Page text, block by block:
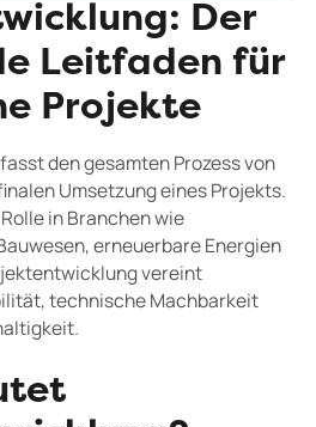
Der
Leitfaden für
Projekte
den gesamten Prozess von
Umsetzung eines Projekts.
in Branchen wie
erneuerbare Energien
vereint
technische Machbarkeit